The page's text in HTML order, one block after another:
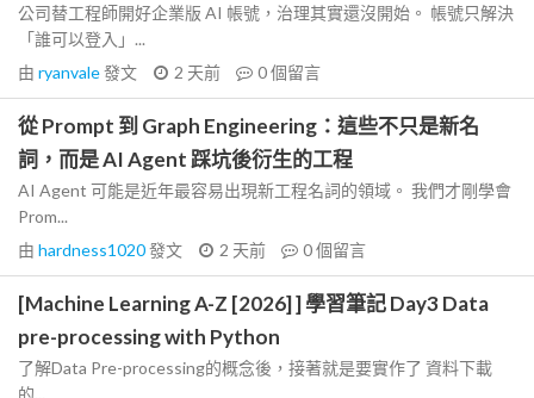
公司替工程師開好企業版 AI 帳號，治理其實還沒開始。 帳號只解決
「誰可以登入」...
由 ryanvale發文 2 天前 0個留言
從 Prompt 到 Graph Engineering：這些不只是新名
詞，而是 AI Agent 踩坑後衍生的工程
AI Agent 可能是近年最容易出現新工程名詞的領域。 我們才剛學會
Prom...
由 hardness1020發文 2 天前 0個留言
[Machine Learning A-Z [2026] ] 學習筆記 Day3 Data
pre-processing with Python
了解Data Pre-processing的概念後，接著就是要實作了 資料下載
的...